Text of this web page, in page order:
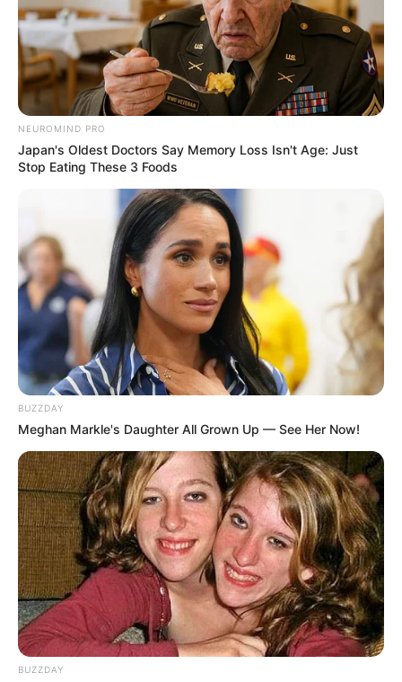
NEUROMIND PRO
Japan's Oldest Doctors Say Memory Loss Isn't Age: Just
Stop Eating These 3 Foods
BUZZDAY
Meghan Markle's Daughter All Grown Up — See Her Now!
BUZZDAY